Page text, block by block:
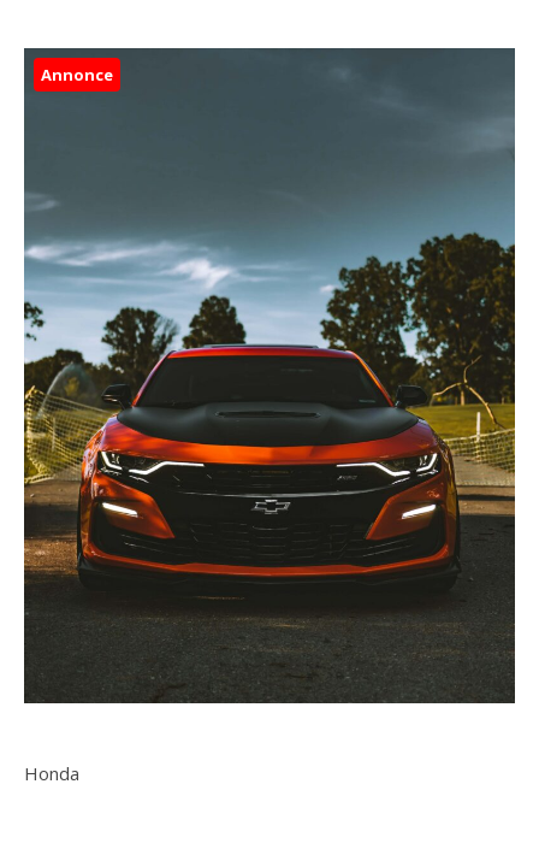
Annonce
Honda